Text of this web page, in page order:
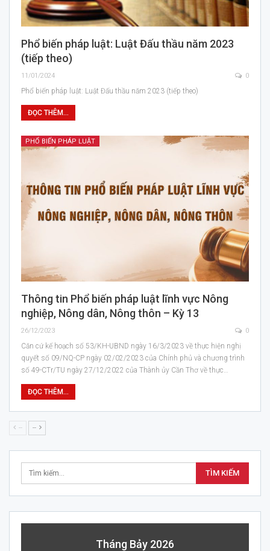
Phổ biến pháp luật: Luật Đấu thầu năm 2023
(tiếp theo)
11/01/2024 0
Phổ biến pháp luật: Luật Đấu thầu năm 2023 (tiếp theo)
ĐỌC THÊM...
PHỔ BIẾN PHÁP LUẬT
Thông tin Phổ biến pháp luật lĩnh vực Nông
nghiệp, Nông dân, Nông thôn – Kỳ 13
26/12/2023 0
Căn cứ kế hoạch số 53/KH-UBND ngày 16/3/2023 về thực hiện nghị
quyết số 09/NQ-CP ngày 02/02/2023 của Chính phủ và chương trình
số 49-CTr/TU ngày 27/12/2022 của Thành ủy Cần Thơ về thực…
ĐỌC THÊM...
-- --
Tháng Bảy 2026